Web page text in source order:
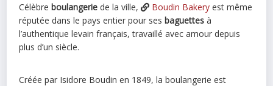
Célèbreboulangerie de la ville, Boudin Bakery est même
réputée dans le pays entier pour sesbaguettes à
l’authentique levain français, travaillé avec amour depuis
plus d’un siècle.
Créée par Isidore Boudin en 1849, la boulangerie est